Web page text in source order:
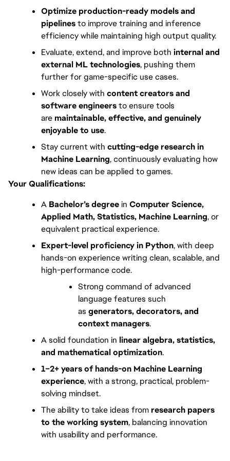
Optimize production-ready models and
pipelines to improve training and inference
efficiency while maintaining high output quality.
Evaluate, extend, and improve both internal and
external ML technologies, pushing them
further for game-specific use cases.
Work closely with content creators and
software engineers to ensure tools
are maintainable, effective, and genuinely
enjoyable to use.
Stay current with cutting-edge research in
Machine Learning, continuously evaluating how
new ideas can be applied to games.
Your Qualifications:
A Bachelor’s degree in Computer Science,
Applied Math, Statistics, Machine Learning, or
equivalent practical experience.
Expert-level proficiency in Python, with deep
hands-on experience writing clean, scalable, and
high-performance code.
Strong command of advanced
language features such
as generators, decorators, and
context managers.
A solid foundation in linear algebra, statistics,
and mathematical optimization.
1–2+ years of hands-on Machine Learning
experience, with a strong, practical, problem-
solving mindset.
The ability to take ideas from research papers
to the working system, balancing innovation
with usability and performance.